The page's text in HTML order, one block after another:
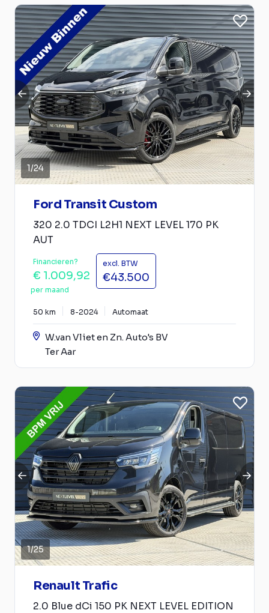
1/24
Ford Transit Custom
320 2.0 TDCI L2H1 NEXT LEVEL 170 PK
AUT
Financieren?
€ 1.009,92
per maand
excl. BTW
€43.500
50 km 8-2024 Automaat
W.van Vliet en Zn. Auto's BV
Ter Aar
1/25
Renault Trafic
2.0 Blue dCi 150 PK NEXT LEVEL EDITION